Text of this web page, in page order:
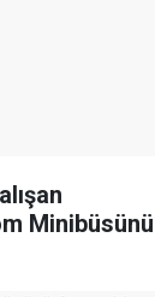
Minibüsünü